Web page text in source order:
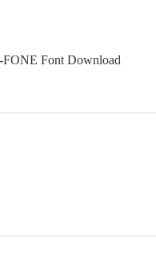
FONE Font Download